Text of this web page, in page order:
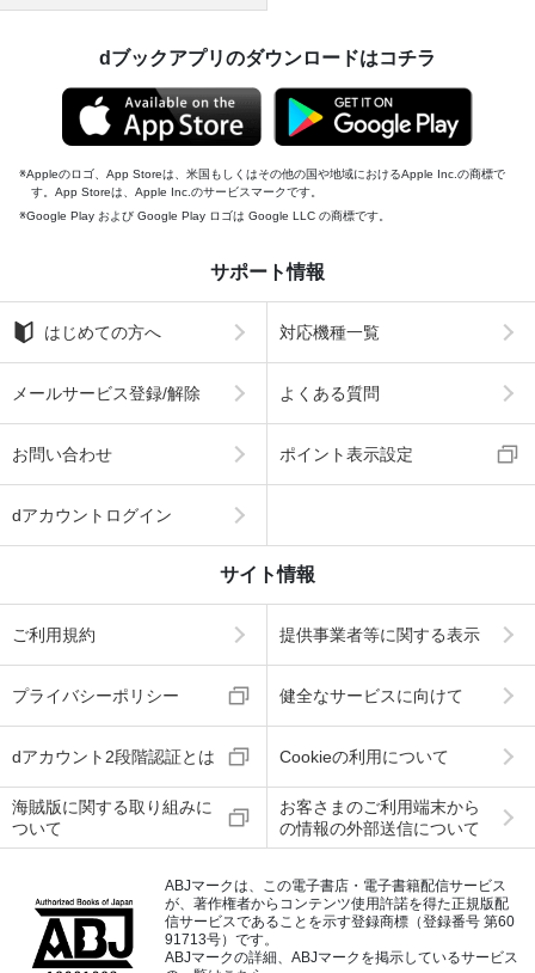
dブックアプリのダウンロードはコチラ
Appleのロゴ、App Storeは、米国もしくはその他の国や地域におけるApple Inc.の商標で
す。App Storeは、Apple Inc.のサービスマークです。
Google Play および Google Play ロゴは Google LLC の商標です。
サポート情報
はじめての方へ 対応機種一覧
メールサービス登録/解除 よくある質問
お問い合わせ ポイント表示設定
dアカウントログイン
サイト情報
ご利用規約 提供事業者等に関する表示
プライバシーポリシー 健全なサービスに向けて
dアカウント2段階認証とは Cookieの利用について
海賊版に関する取り組みに
ついて
お客さまのご利用端末から
の情報の外部送信について
ABJマークは、この電子書店・電子書籍配信サービス
が、著作権者からコンテンツ使用許諾を得た正規版配
信サービスであることを示す登録商標（登録番号 第60
91713号）です。
ABJマークの詳細、ABJマークを掲示しているサービス